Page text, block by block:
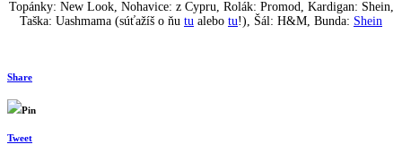
Topánky: New Look, Nohavice: z Cypru, Rolák: Promod, Kardigan: Shein,
Taška: Uashmama (súťažíš o ňu tu alebo tu!), Šál: H&M, Bunda: Shein
Share
Pin
Tweet